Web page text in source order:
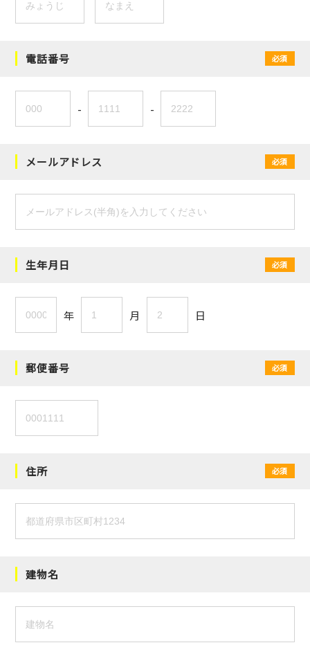
電話番号 必須
- -
メールアドレス 必須
生年月日 必須
年 月 日
郵便番号 必須
住所 必須
建物名